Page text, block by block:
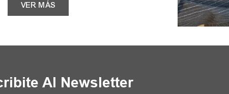
VER MÁS
Al Newsletter